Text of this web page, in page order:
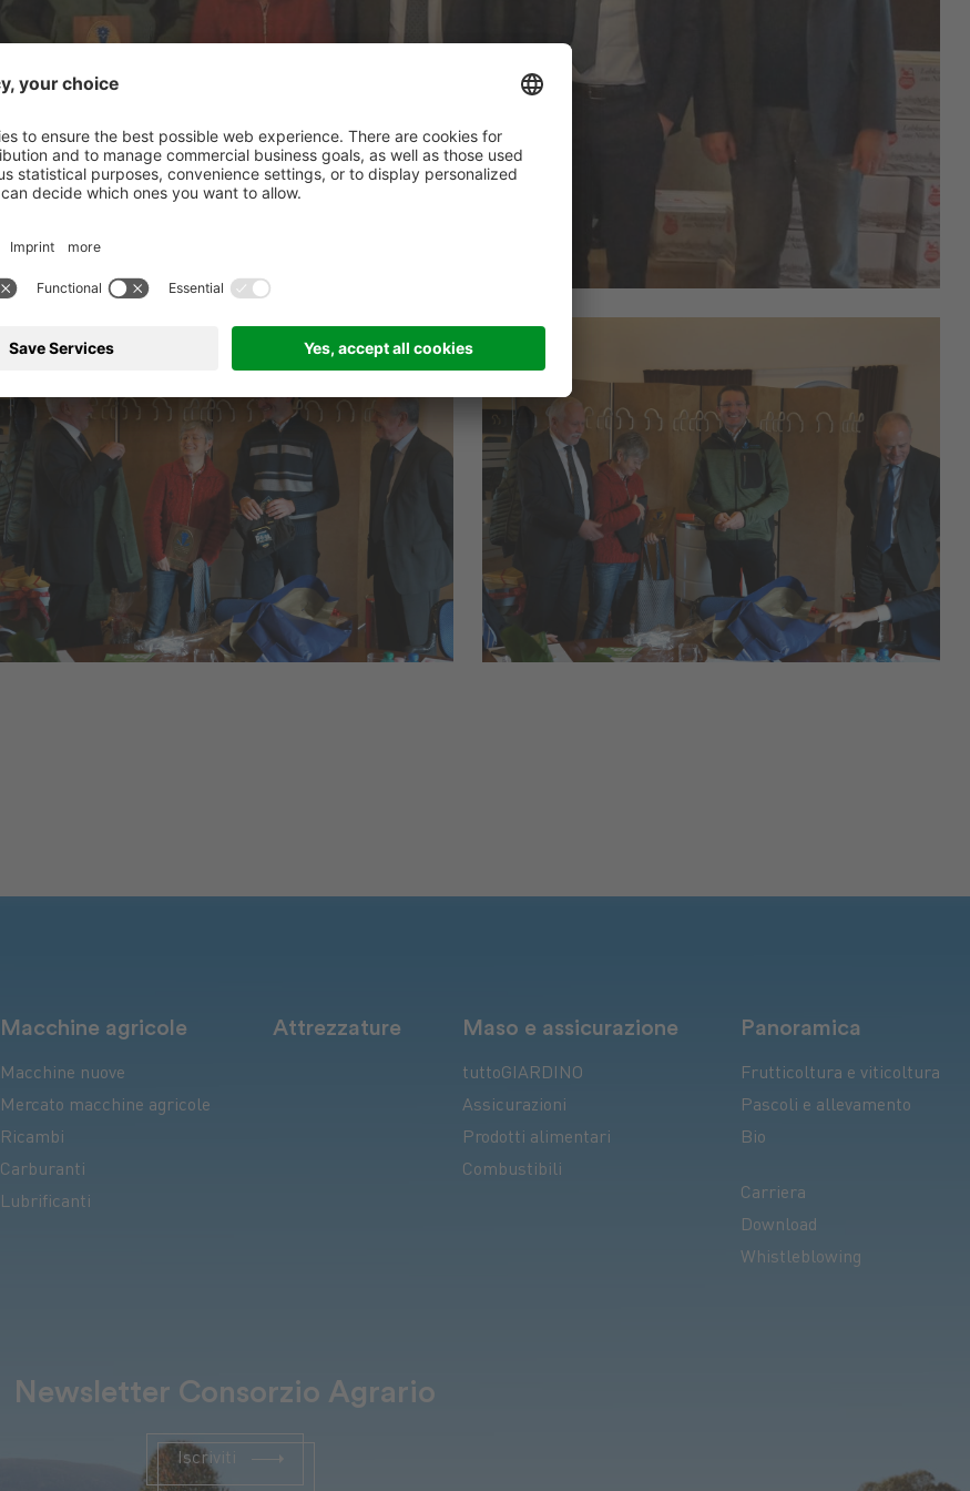
Macchine agricole
Macchine nuove
Mercato macchine agricole
Ricambi
Carburanti
Lubrificanti
Attrezzature Maso e assicurazione
tuttoGIARDINO
Assicurazioni
Prodotti alimentari
Combustibili
Panoramica
Frutticoltura e viticoltura
Pascoli e allevamento
Bio
Carriera
Download
Whistleblowing
Newsletter Consorzio Agrario
Iscriviti